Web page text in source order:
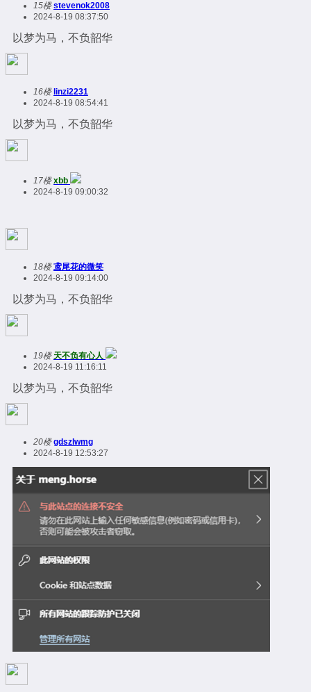
15楼 stevenok2008
2024-8-19 08:37:50
以梦为马，不负韶华
16楼 linzi2231
2024-8-19 08:54:41
以梦为马，不负韶华
17楼 xbb
2024-8-19 09:00:32
18楼 鸢尾花的微笑
2024-8-19 09:14:00
以梦为马，不负韶华
19楼 天不负有心人
2024-8-19 11:16:11
以梦为马，不负韶华
20楼 gdszlwmg
2024-8-19 12:53:27